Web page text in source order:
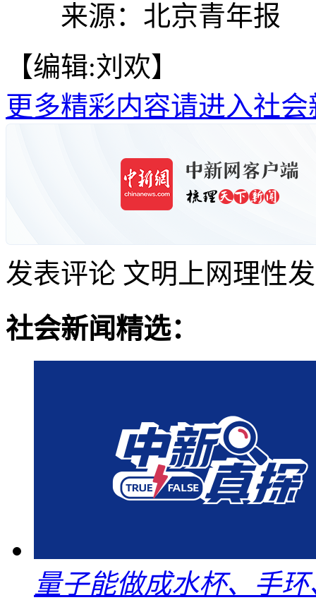
来源：北京青年报
【编辑:刘欢】
更多精彩内容请进入社会
发表评论 文明上网理性
社会新闻精选：
量子能做成水杯、手